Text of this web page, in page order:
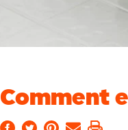
Comment